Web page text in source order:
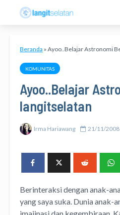
Beranda » Ayoo..Belajar Astronomi
KOMUNITAS
Ayoo..Belajar
langitselatan
Irma Hariawang 21/11/2008
Berinteraksi dengan anak-
yang saya suka. Dunia anak-